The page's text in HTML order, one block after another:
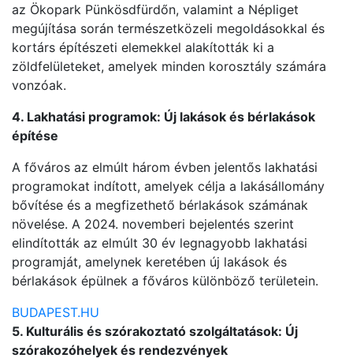
az Ökopark Pünkösdfürdőn, valamint a Népliget
megújítása során természetközeli megoldásokkal és
kortárs építészeti elemekkel alakították ki a
zöldfelületeket, amelyek minden korosztály számára
vonzóak.
4. Lakhatási programok: Új lakások és bérlakások
építése
A főváros az elmúlt három évben jelentős lakhatási
programokat indított, amelyek célja a lakásállomány
bővítése és a megfizethető bérlakások számának
növelése. A 2024. novemberi bejelentés szerint
elindították az elmúlt 30 év legnagyobb lakhatási
programját, amelynek keretében új lakások és
bérlakások épülnek a főváros különböző területein.
BUDAPEST.HU
5. Kulturális és szórakoztató szolgáltatások: Új
szórakozóhelyek és rendezvények